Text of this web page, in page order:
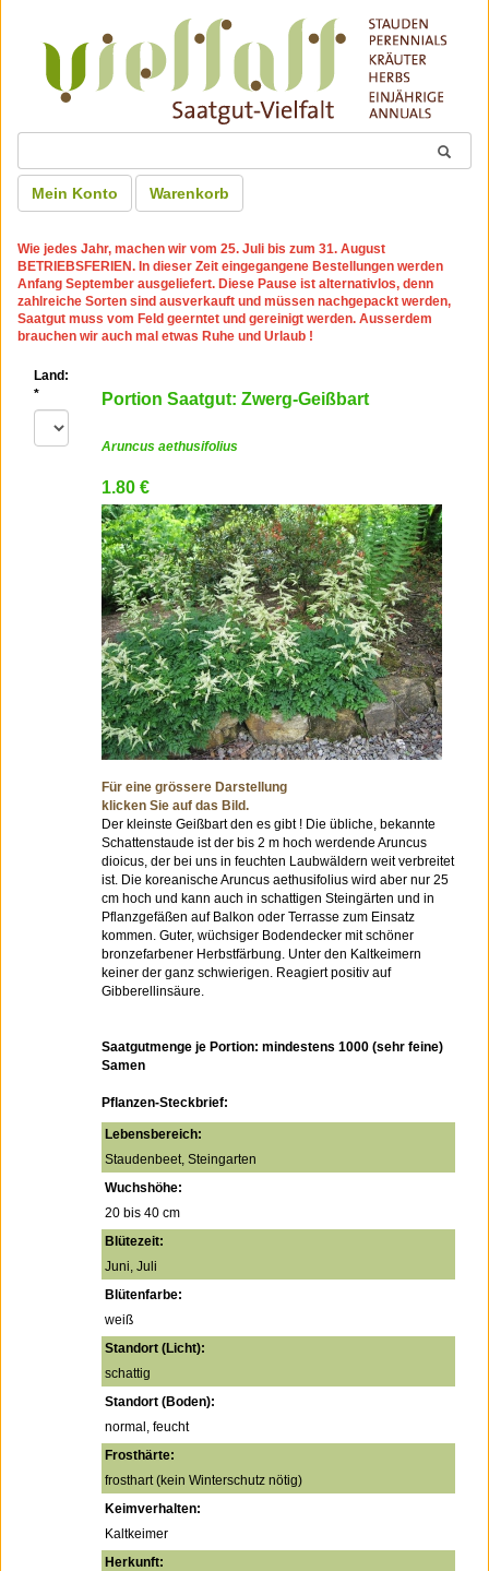
Mein Konto Warenkorb
Wie jedes Jahr, machen wir vom 25. Juli bis zum 31. August
BETRIEBSFERIEN. In dieser Zeit eingegangene Bestellungen werden
Anfang September ausgeliefert. Diese Pause ist alternativlos, denn
zahlreiche Sorten sind ausverkauft und müssen nachgepackt werden,
Saatgut muss vom Feld geerntet und gereinigt werden. Ausserdem
brauchen wir auch mal etwas Ruhe und Urlaub !
Land:
*
Portion Saatgut: Zwerg-Geißbart
Aruncus aethusifolius
1.80 €
Für eine grössere Darstellung
klicken Sie auf das Bild.
Der kleinste Geißbart den es gibt ! Die übliche, bekannte
Schattenstaude ist der bis 2 m hoch werdende Aruncus
dioicus, der bei uns in feuchten Laubwäldern weit verbreitet
ist. Die koreanische Aruncus aethusifolius wird aber nur 25
cm hoch und kann auch in schattigen Steingärten und in
Pflanzgefäßen auf Balkon oder Terrasse zum Einsatz
kommen. Guter, wüchsiger Bodendecker mit schöner
bronzefarbener Herbstfärbung. Unter den Kaltkeimern
keiner der ganz schwierigen. Reagiert positiv auf
Gibberellinsäure.
Saatgutmenge je Portion: mindestens 1000 (sehr feine)
Samen
Pflanzen-Steckbrief:
Lebensbereich:
Staudenbeet, Steingarten
Wuchshöhe:
20 bis 40 cm
Blütezeit:
Juni, Juli
Blütenfarbe:
weiß
Standort (Licht):
schattig
Standort (Boden):
normal, feucht
Frosthärte:
frosthart (kein Winterschutz nötig)
Keimverhalten:
Kaltkeimer
Herkunft: